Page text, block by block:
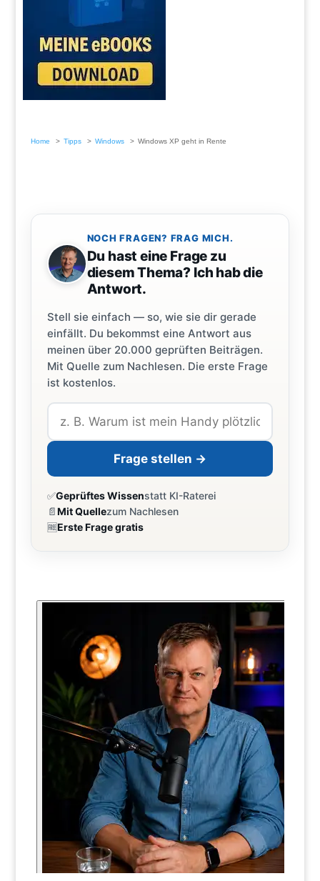
Home Tipps Windows Windows XP geht in Rente
NOCH FRAGEN? FRAG MICH.
Du hast eine Frage zu
diesem Thema? Ich hab die
Antwort.
Stell sie einfach — so, wie sie dir gerade
einfällt. Du bekommst eine Antwort aus
meinen über 20.000 geprüften Beiträgen.
Mit Quelle zum Nachlesen. Die erste Frage
ist kostenlos.
Frage stellen →
✅Geprüftes Wissenstatt KI-Raterei
📄Mit Quellezum Nachlesen
🆓Erste Frage gratis